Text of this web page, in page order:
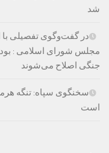
شد
در گفت‌وگوی تفصیلی با
جنگی اصلاح می‌شوند
سخنگوی سپاه: تنگه
است